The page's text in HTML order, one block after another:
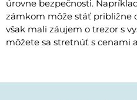
úrovne bezpečnosti.
zámkom môže stáť približne
však mali záujem o trezor s
môžete sa stretnúť s cenami